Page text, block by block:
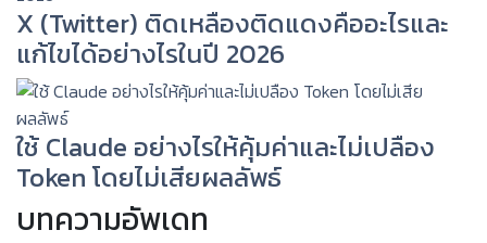
X (Twitter) ติดเหลืองติดแดงคืออะไรและ
แก้ไขได้อย่างไรในปี 2026
ใช้ Claude อย่างไรให้คุ้มค่าและไม่เปลือง
Token โดยไม่เสียผลลัพธ์
บทความอัพเดท